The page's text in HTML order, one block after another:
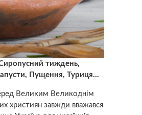
тиждень,
Пущення, Туриця…
Великим Великоднім
християн завжди вважався